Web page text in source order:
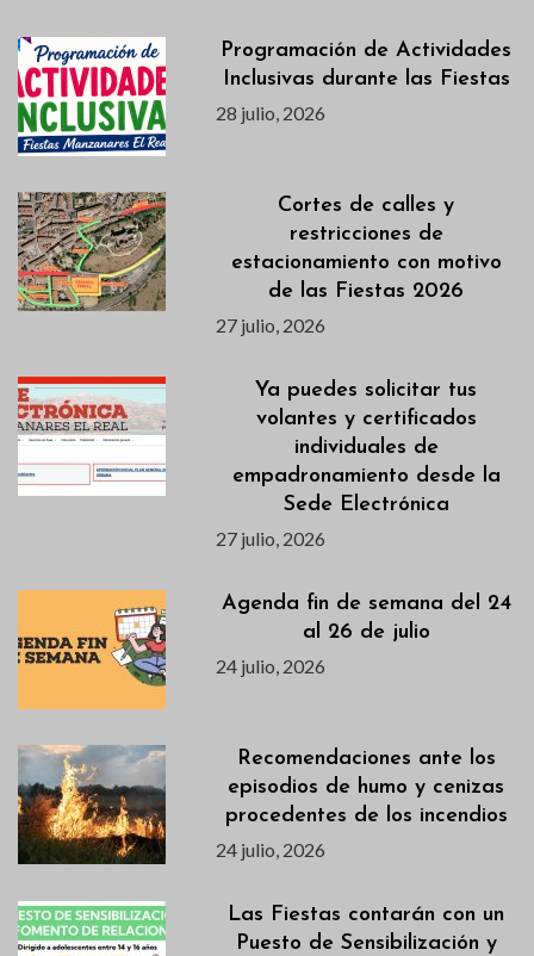
Programación de Actividades
Inclusivas durante las Fiestas
28 julio, 2026
Cortes de calles y
restricciones de
estacionamiento con motivo
de las Fiestas 2026
27 julio, 2026
Ya puedes solicitar tus
volantes y certificados
individuales de
empadronamiento desde la
Sede Electrónica
27 julio, 2026
Agenda fin de semana del 24
al 26 de julio
24 julio, 2026
Recomendaciones ante los
episodios de humo y cenizas
procedentes de los incendios
24 julio, 2026
Las Fiestas contarán con un
Puesto de Sensibilización y